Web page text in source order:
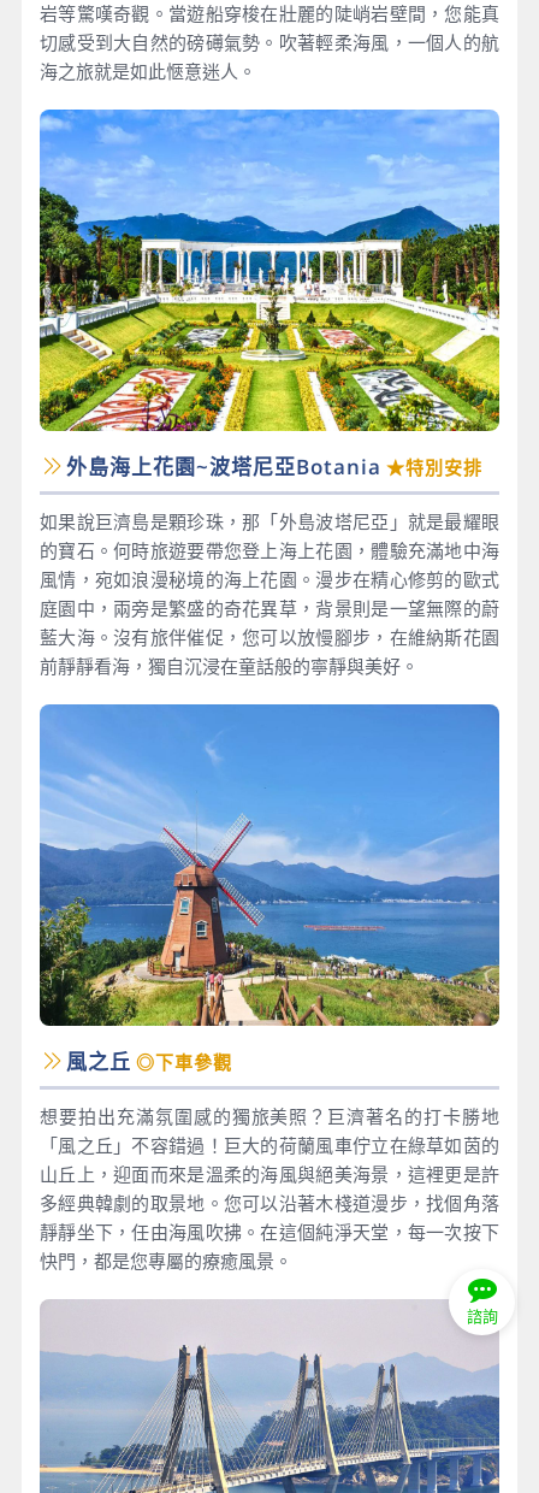
岩等驚嘆奇觀。當遊船穿梭在壯麗的陡峭岩壁間，您能真
切感受到大自然的磅礡氣勢。吹著輕柔海風，一個人的航
海之旅就是如此愜意迷人。
外島海上花園~波塔尼亞Botania ★特別安排
如果說巨濟島是顆珍珠，那「外島波塔尼亞」就是最耀眼
的寶石。何時旅遊要帶您登上海上花園，體驗充滿地中海
風情，宛如浪漫秘境的海上花園。漫步在精心修剪的歐式
庭園中，兩旁是繁盛的奇花異草，背景則是一望無際的蔚
藍大海。沒有旅伴催促，您可以放慢腳步，在維納斯花園
前靜靜看海，獨自沉浸在童話般的寧靜與美好。
風之丘 ◎下車參觀
想要拍出充滿氛圍感的獨旅美照？巨濟著名的打卡勝地
「風之丘」不容錯過！巨大的荷蘭風車佇立在綠草如茵的
山丘上，迎面而來是溫柔的海風與絕美海景，這裡更是許
多經典韓劇的取景地。您可以沿著木棧道漫步，找個角落
靜靜坐下，任由海風吹拂。在這個純淨天堂，每一次按下
快門，都是您專屬的療癒風景。
諮詢